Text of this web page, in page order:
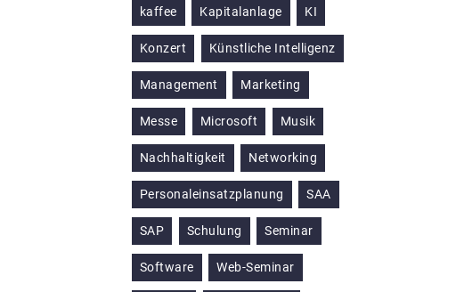
kaffee Kapitalanlage KI
Konzert Künstliche Intelligenz
Management Marketing
Messe Microsoft Musik
Nachhaltigkeit Networking
Personaleinsatzplanung SAA
SAP Schulung Seminar
Software Web-Seminar